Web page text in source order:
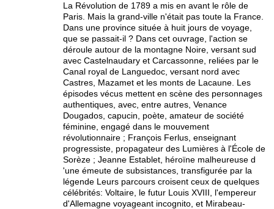
La Révolution de 1789 a mis en avant le rôle de
Paris. Mais la grand-ville n'était pas toute la France.
Dans une province située à huit jours de voyage,
que se passait-il ? Dans cet ouvrage, l'action se
déroule autour de la montagne Noire, versant sud
avec Castelnaudary et Carcassonne, reliées par le
Canal royal de Languedoc, versant nord avec
Castres, Mazamet et les monts de Lacaune. Les
épisodes vécus mettent en scène des personnages
authentiques, avec, entre autres, Venance
Dougados, capucin, poète, amateur de société
féminine, engagé dans le mouvement
révolutionnaire ; François Ferlus, enseignant
progressiste, propagateur des Lumières à l'École de
Sorèze ; Jeanne Establet, héroïne malheureuse d
'une émeute de subsistances, transfigurée par la
légende Leurs parcours croisent ceux de quelques
célébrités: Voltaire, le futur Louis XVIII, l'empereur
d'Allemagne voyageant incognito, et Mirabeau-